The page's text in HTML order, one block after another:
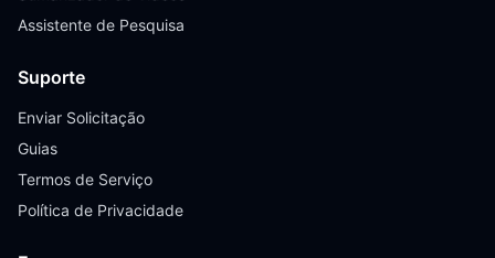
Assistente de Pesquisa
Suporte
Enviar Solicitação
Guias
Termos de Serviço
Política de Privacidade